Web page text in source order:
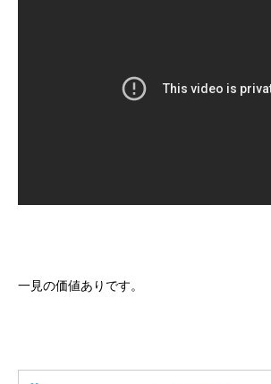
一見の価値ありです。